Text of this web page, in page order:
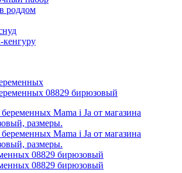
роддом
кенгуру
08829 бирюзовый